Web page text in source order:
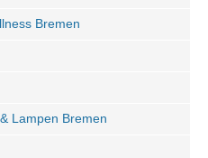
Bremen
Lampen Bremen